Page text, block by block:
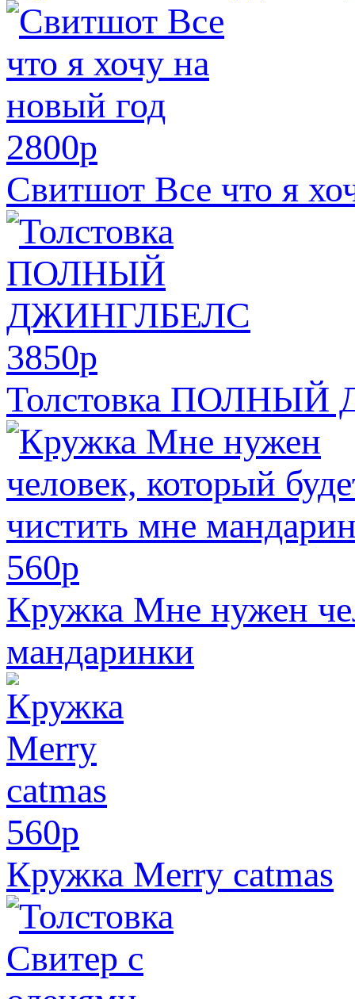
2800p
Свитшот Все что я
3850p
Толстовка
560p
Кружка Мне нужен
мандаринки
560p
Кружка Merry catmas